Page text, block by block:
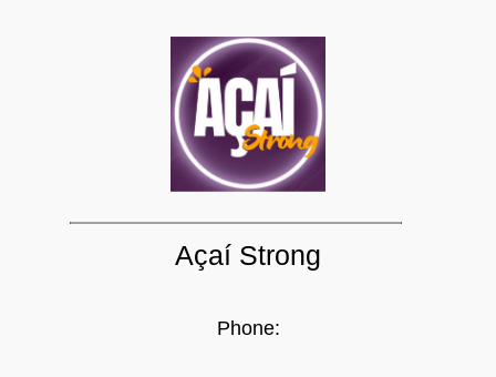
Açaí­ Strong
Phone: